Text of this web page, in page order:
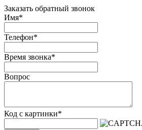
Заказать обратный звонок
Имя*
Телефон*
Время звонка*
Вопрос
Код с картинки*